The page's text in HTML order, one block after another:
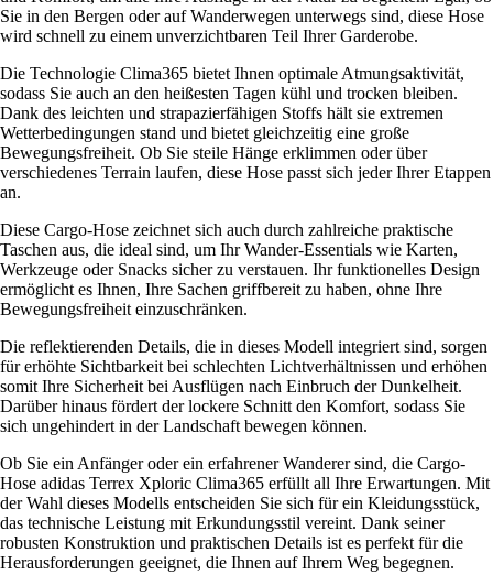
Sie in den Bergen oder auf Wanderwegen unterwegs sind, diese Hose
wird schnell zu einem unverzichtbaren Teil Ihrer Garderobe.
Die Technologie Clima365 bietet Ihnen optimale Atmungsaktivität,
sodass Sie auch an den heißesten Tagen kühl und trocken bleiben.
Dank des leichten und strapazierfähigen Stoffs hält sie extremen
Wetterbedingungen stand und bietet gleichzeitig eine große
Bewegungsfreiheit. Ob Sie steile Hänge erklimmen oder über
verschiedenes Terrain laufen, diese Hose passt sich jeder Ihrer Etappen
an.
Diese Cargo-Hose zeichnet sich auch durch zahlreiche praktische
Taschen aus, die ideal sind, um Ihr Wander-Essentials wie Karten,
Werkzeuge oder Snacks sicher zu verstauen. Ihr funktionelles Design
ermöglicht es Ihnen, Ihre Sachen griffbereit zu haben, ohne Ihre
Bewegungsfreiheit einzuschränken.
Die reflektierenden Details, die in dieses Modell integriert sind, sorgen
für erhöhte Sichtbarkeit bei schlechten Lichtverhältnissen und erhöhen
somit Ihre Sicherheit bei Ausflügen nach Einbruch der Dunkelheit.
Darüber hinaus fördert der lockere Schnitt den Komfort, sodass Sie
sich ungehindert in der Landschaft bewegen können.
Ob Sie ein Anfänger oder ein erfahrener Wanderer sind, die Cargo-
Hose adidas Terrex Xploric Clima365 erfüllt all Ihre Erwartungen. Mit
der Wahl dieses Modells entscheiden Sie sich für ein Kleidungsstück,
das technische Leistung mit Erkundungsstil vereint. Dank seiner
robusten Konstruktion und praktischen Details ist es perfekt für die
Herausforderungen geeignet, die Ihnen auf Ihrem Weg begegnen.